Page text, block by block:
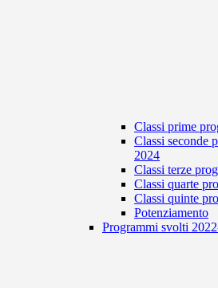
Classi prime
Classi seconde
2024
Classi terze
Classi quarte
Classi quinte
Potenziamento
Programmi svolti